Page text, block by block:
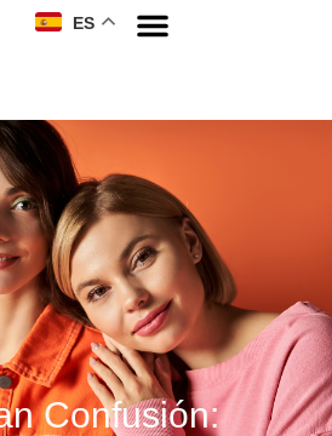
ES
Confusión: